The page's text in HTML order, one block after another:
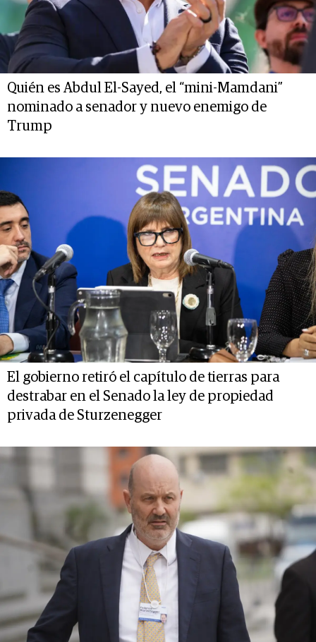
Quién es Abdul El-Sayed, el “mini-Mamdani”
nominado a senador y nuevo enemigo de
Trump
El gobierno retiró el capítulo de tierras para
destrabar en el Senado la ley de propiedad
privada de Sturzenegger